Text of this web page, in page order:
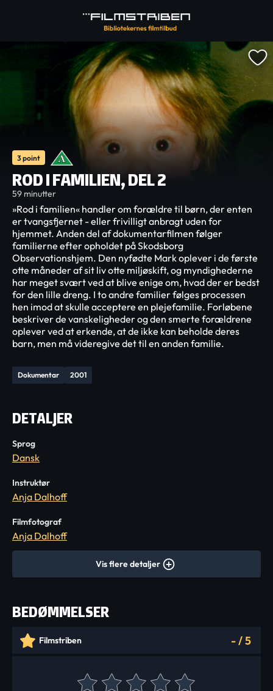
3 point
ROD I FAMILIEN, DEL 2
59 minutter
Dokumentar 2001
»Rod i familien« handler om forældre til børn, der enten
er tvangsfjernet - eller frivilligt anbragt uden for
hjemmet. Anden del af dokumentarfilmen følger
familierne efter opholdet på Skodsborg
Observationshjem. Den nyfødte Mark oplever i de første
otte måneder af sit liv otte miljøskift, og myndighederne
har meget svært ved at blive enige om, hvad der er bedst
for den lille dreng. I to andre familier følges processen
hen imod at skulle acceptere en plejefamilie. Forløbene
beskriver de vanskeligheder og den smerte forældrene
oplever ved at erkende, at de ikke kan beholde deres
barn, men må videregive det til en anden familie.
DETALJER
Sprog
Dansk
Instruktør
Anja Dalhoff
Filmfotograf
Anja Dalhoff
Vis flere detaljer
BEDØMMELSER
Filmstriben -/5